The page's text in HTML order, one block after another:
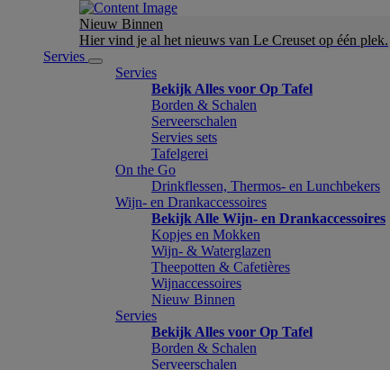
Nieuw Binnen
Hier vind je al het nieuws van Le Creuset op één plek.
Servies
Servies
Bekijk Alles voor Op Tafel
Borden & Schalen
Serveerschalen
Servies sets
Tafelgerei
On the Go
Drinkflessen, Thermos- en Lunchbekers
Wijn- en Drankaccessoires
Bekijk Alle Wijn- en Drankaccessoires
Kopjes en Mokken
Wijn- & Waterglazen
Theepotten & Cafetières
Wijnaccessoires
Nieuw Binnen
Servies
Bekijk Alles voor Op Tafel
Borden & Schalen
Serveerschalen